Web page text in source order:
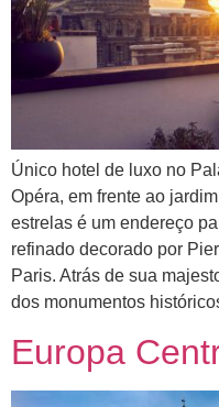
Único hotel de luxo no
Opéra, em frente ao
estrelas é um endereço
refinado decorado por
Paris. Atrás de sua
dos monumentos
Europa